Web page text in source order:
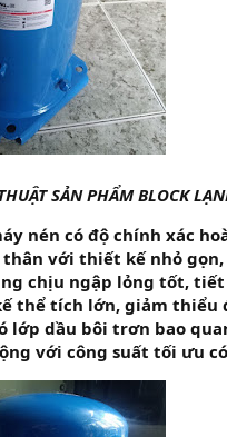
SẢN PHẨM BLOCK
nén có độ chính xác
thân với thiết kế nhỏ
chịu ngập lỏng tốt,
thể tích lớn, giảm thiểu
lớp dầu bôi trơn bao
với công suất tối ưu